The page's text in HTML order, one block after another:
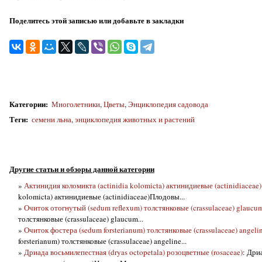
Поделитесь этой записью или добавьте в закладки
Категории: Многолетники,Цветы,Энциклопедия садовода
Теги: семени льна,энциклопедия животных и растений
Другие статьи и обзоры данной категории
» Актинидия коломикта (actinidia kolomicta) актинидиевые (actinidiaceae)
kolomicta) актинидиевые (actinidiaceae)Плодовы...
» Очиток отогнутый (sedum reflexum) толстянковые (crassulaceae)
толстянковые (crassulaceae) glaucum...
» Очиток фостера (sedum forsterianum) толстянковые (crassulaceae)
forsterianum) толстянковые (crassulaceae) angeline...
» Дриада восьмилепестная (dryas octopetala) розоцветные (rosaceae):